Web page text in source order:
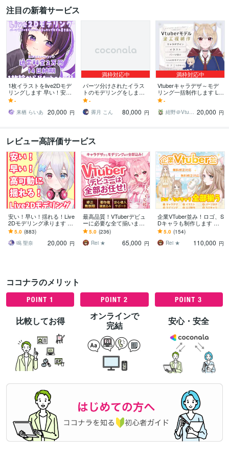
注目の新着サービス
1枚イラストをlive2Dモデ
リングします 早い！安
い！可愛い！1枚絵をパー
ツ分け+モデリングしま
す！
-
来栖 らいあ
20,000 円
満枠対応中
パーツ分けされたイラス
トのモデリングをします
それぞれのキャラに合う
ようにかわいく動かしま
す
-
霽月 こん
80,000 円
満枠対応中
Vtuberキャラデザ～モデ
リング一括制作します Liv
e2Dモデル＋ロゴ＆ちびキ
ャラ付のお得なサービス
です
-
紺野＠Vtuber制作 20,000 円
レビュー高評価サービス
安い！早い！揺れる！Live
2Dモデリング承ります Vt
uber:安く！早く！揺れ
る！Live2Dモデリング
5.0 (883)
鳴 聖奈
20,000 円
最高品質！VTuberデビュ
ーに必要な全て揃います
実績1500件以上｜全工程
対応・著作権譲渡込｜初
心者も安心
5.0 (236)
Rei ★
65,000 円
企業VTuber並み！ロゴ、S
Dキャラも制作します デ
ビュー徹底サポート！満
足いくまで修正無制限、
著作権譲渡
5.0 (154)
Rei ★
110,000 円
ココナラのメリット
比較してお得
オンラインで
完結
安心・安全